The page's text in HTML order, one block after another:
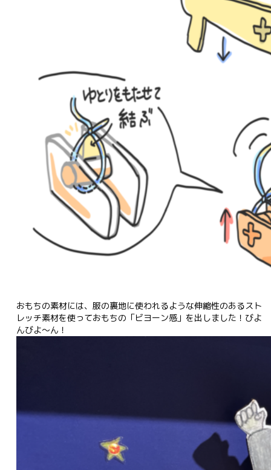
おもちの素材には、服の裏地に使われるような伸縮性のあるスト
レッチ素材を使っておもちの「ビヨーン感」を出しました！びよ